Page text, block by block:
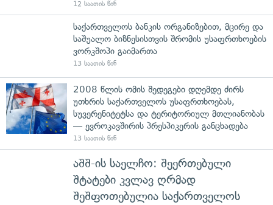
12 საათის წინ
საქართველოს ბანკის ორგანიზებით, მცირე და
საშუალო ბიზნესისთვის შრომის უსაფრთხოების
ვორკშოპი გაიმართა
13 საათის წინ
2008 წლის ომის შედეგები დღემდე ძირს
უთხრის საქართველოს უსაფრთხოებას,
სუვერენიტეტსა და ტერიტორიულ მთლიანობას
— ევროკავშირის პრესპიკერის განცხადება
13 საათის წინ
აშშ-ის საელჩო: შეერთებული
შტატები კვლავ ღრმად
შეშფოთებულია საქართველოს